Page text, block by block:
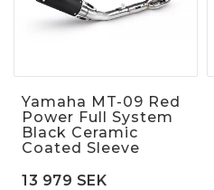
Yamaha MT-09 Red
Power Full System
Black Ceramic
Coated Sleeve
13 979 SEK